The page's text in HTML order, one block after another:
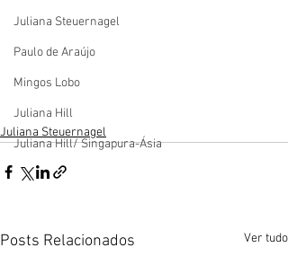
Juliana Steuernagel
Paulo de Araújo
Mingos Lobo
Juliana Hill
Juliana Hill/ Singapura-Ásia
Juliana Steuernagel
Posts Relacionados Ver tudo